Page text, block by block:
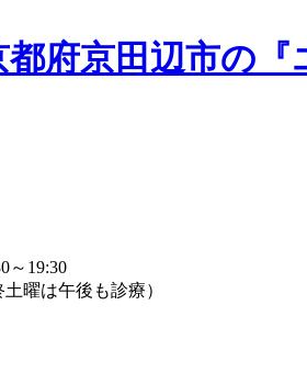
～19:30
曜は午後も診療）